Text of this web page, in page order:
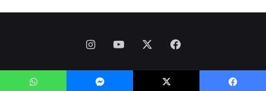
Facebook
YouTube